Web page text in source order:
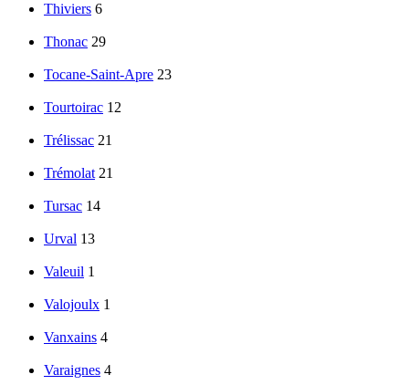
Thiviers 6
Thonac 29
Tocane-Saint-Apre 23
Tourtoirac 12
Trélissac 21
Trémolat 21
Tursac 14
Urval 13
Valeuil 1
Valojoulx 1
Vanxains 4
Varaignes 4